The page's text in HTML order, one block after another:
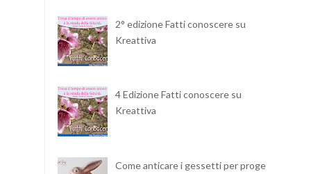
2° edizione Fatti conoscere su
Kreattiva
4 Edizione Fatti conoscere su
Kreattiva
Come anticare i gessetti per progetti